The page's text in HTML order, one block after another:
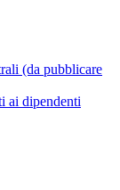
(da pubblicare
ai dipendenti